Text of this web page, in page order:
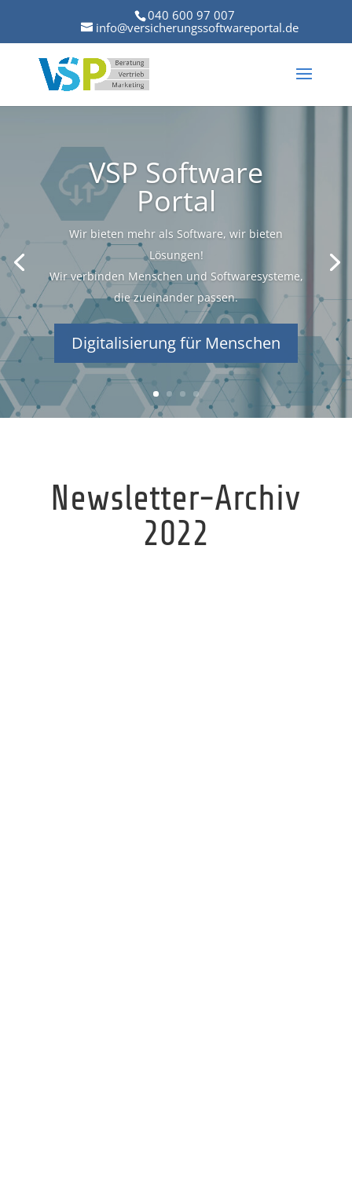
040 600 97 007
info@versicherungssoftwareportal.de
VSP Software
Portal
Wir bieten mehr als Software, wir bieten
Lösungen!
Wir verbinden Menschen und Softwaresysteme,
die zueinander passen.
Digitalisierung für Menschen
Newsletter-Archiv
2022